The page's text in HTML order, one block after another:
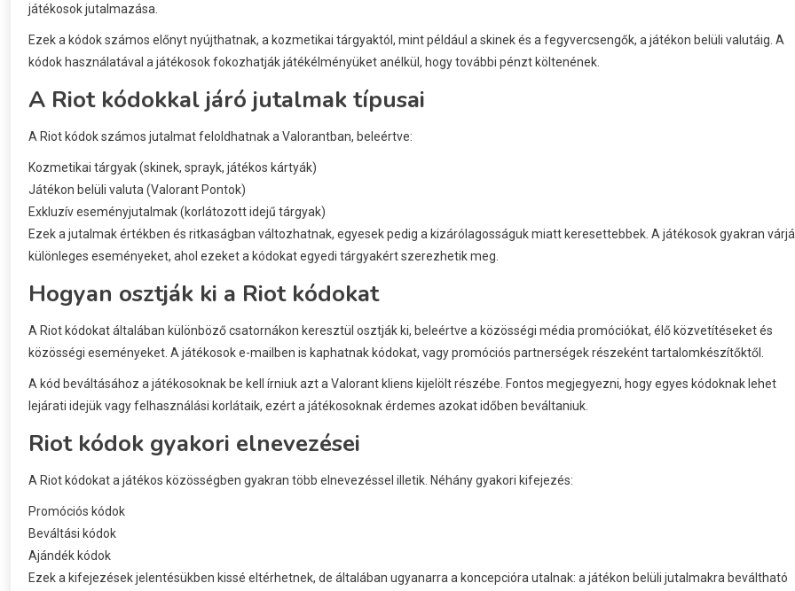
játékosok jutalmazása.
Ezek a kódok számos előnyt nyújthatnak, a kozmetikai tárgyaktól, mint például a skinek és a fegyvercsengők, a játékon belüli valutáig. A
kódok használatával a játékosok fokozhatják játékélményüket anélkül, hogy további pénzt költenének.
A Riot kódokkal járó jutalmak típusai
A Riot kódok számos jutalmat feloldhatnak a Valorantban, beleértve:
Kozmetikai tárgyak (skinek, sprayk, játékos kártyák)
Játékon belüli valuta (Valorant Pontok)
Exkluzív eseményjutalmak (korlátozott idejű tárgyak)
Ezek a jutalmak értékben és ritkaságban változhatnak, egyesek pedig a kizárólagosságuk miatt keresettebbek. A játékosok gyakran
különleges eseményeket, ahol ezeket a kódokat egyedi tárgyakért szerezhetik meg.
Hogyan osztják ki a Riot kódokat
A Riot kódokat általában különböző csatornákon keresztül osztják ki, beleértve a közösségi média promóciókat, élő közvetítéseket és
közösségi eseményeket. A játékosok e-mailben is kaphatnak kódokat, vagy promóciós partnerségek részeként tartalomkészítőktől.
A kód beváltásához a játékosoknak be kell írniuk azt a Valorant kliens kijelölt részébe. Fontos megjegyezni, hogy egyes kódoknak lehet
lejárati idejük vagy felhasználási korlátaik, ezért a játékosoknak érdemes azokat időben beváltaniuk.
Riot kódok gyakori elnevezései
A Riot kódokat a játékos közösségben gyakran több elnevezéssel illetik. Néhány gyakori kifejezés:
Promóciós kódok
Beváltási kódok
Ajándék kódok
Ezek a kifejezések jelentésükben kissé eltérhetnek, de általában ugyanarra a koncepcióra utalnak: a játékon belüli jutalmakra beváltható